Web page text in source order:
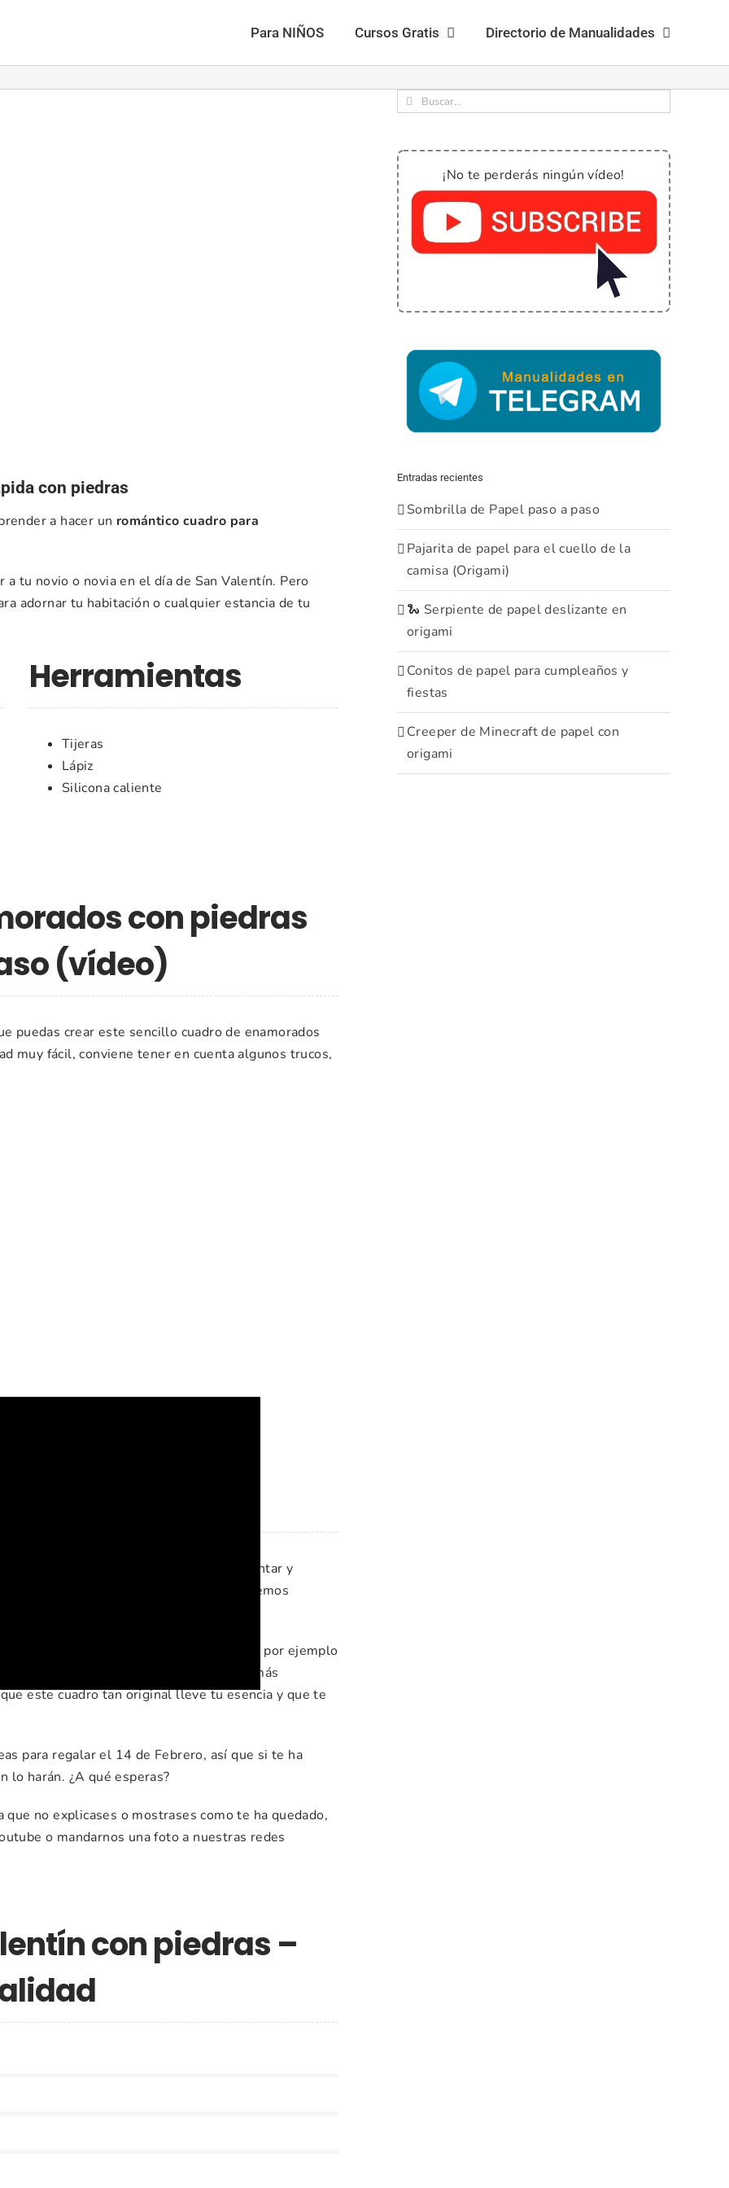
Para NIÑOS Cursos Gratis Directorio de Manualidades
con piedras
a hacer un romántico cuadro para
tu novio o novia en el día de San Valentín. Pero
adornar tu habitación o cualquier estancia de tu
Herramientas
Tijeras
Lápiz
Silicona caliente
con piedras
(vídeo)
puedas crear este sencillo cuadro de enamorados
muy fácil, conviene tener en cuenta algunos trucos,
para esta
tener clara la idea que quieres representar y
habrás visto en el vídeo, nosotros hemos
todo lo que se te ocurra, como por ejemplo
las piedras o poniéndole detalles. Lo más
este cuadro tan original lleve tu esencia y que te
para regalar el 14 de Febrero, así que si te ha
lo harán. ¿A qué esperas?
no explicases o mostrases como te ha quedado,
o mandarnos una foto a nuestras redes
con piedras –
Buscar:
¡No te perderás ningún vídeo!
Entradas recientes
Sombrilla de Papel paso a paso
Pajarita de papel para el cuello de la
camisa (Origami)
🐍 Serpiente de papel deslizante en
origami
Conitos de papel para cumpleaños y
fiestas
Creeper de Minecraft de papel con
origami